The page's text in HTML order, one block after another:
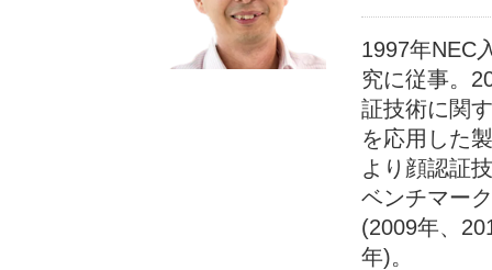
1997年NEC
究に従事。
証技術に関
を応用した
より顔認証
ベンチマー
(2009年、
年)。